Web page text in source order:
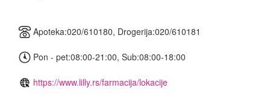
Apoteka:020/610180, Drogerija:020/610181
Pon - pet:08:00-21:00, Sub:08:00-18:00
https://www.lilly.rs/farmacija/lokacije